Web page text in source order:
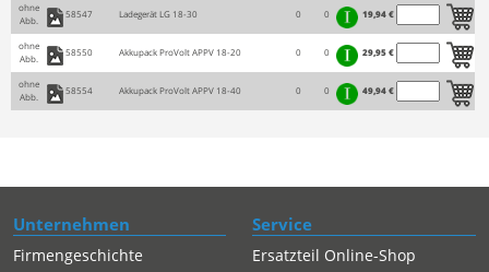
ohne
Abb.
58547 Ladegerät LG 18-30 0 0 19,94 €
ohne
Abb.
58550 Akkupack ProVolt APPV 18-20 0 0 29,95 €
ohne
Abb.
58554 Akkupack ProVolt APPV 18-40 0 0 49,94 €
Unternehmen
Firmengeschichte
Service
Ersatzteil Online-Shop